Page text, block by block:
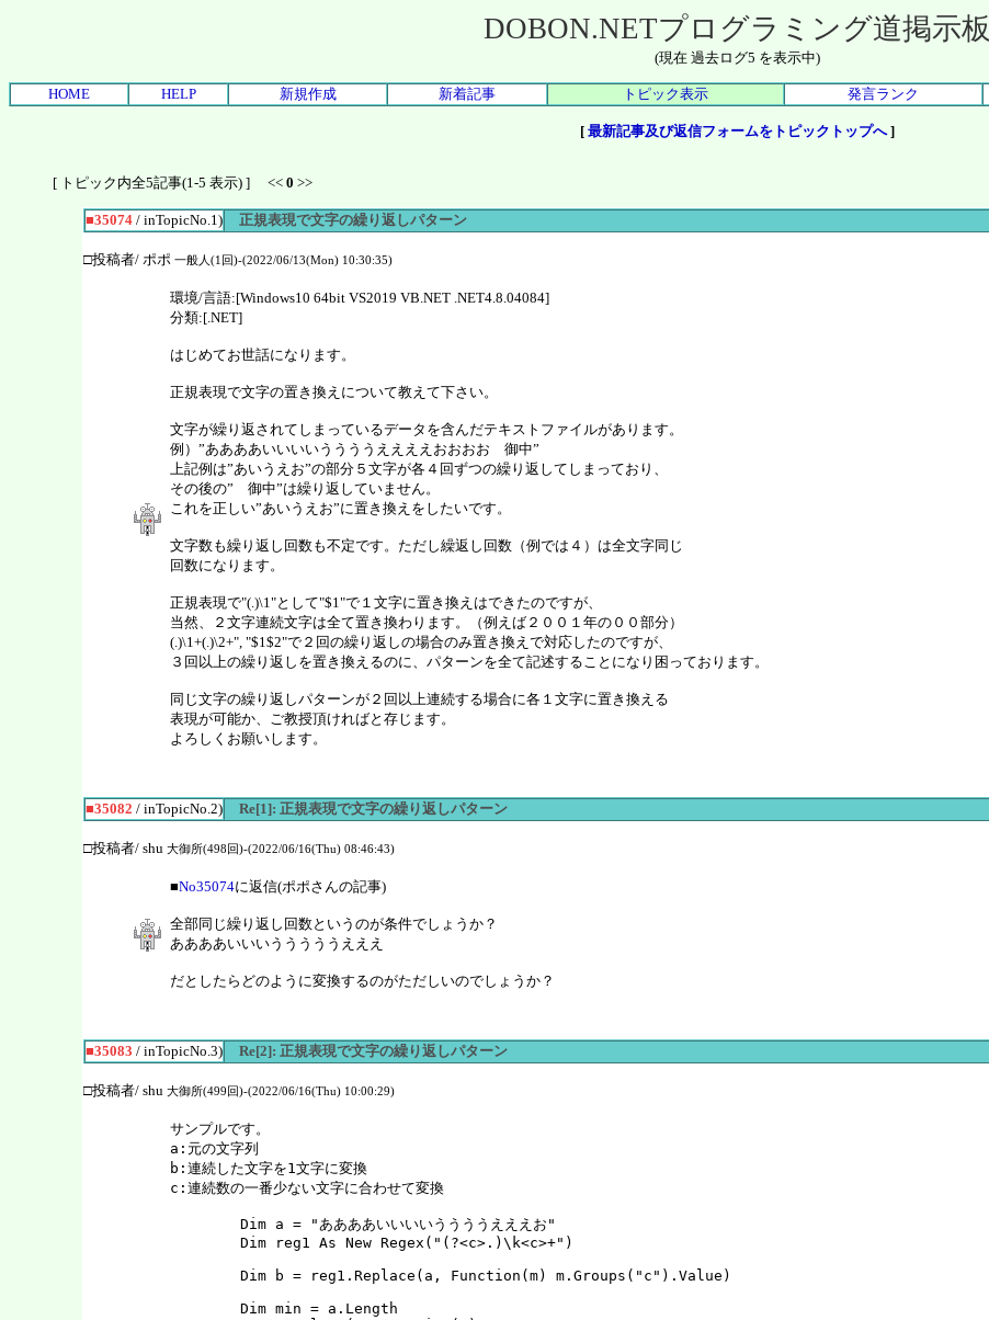
DOBON.NETプログラミング道掲示板
(現在 過去ログ5 を表示中)
HOME HELP 新規作成 新着記事 トピック表示 発言ランク
[ 最新記事及び返信フォームをトピックトップへ]
[ トピック内全5記事(1-5 表示) ] << 0 >>
■35074/ inTopicNo.1)
正規表現で文字の繰り返しパターン
□投稿者/ ポポ 一般人(1回)-(2022/06/13(Mon) 10:30:35)
環境/言語:[Windows10 64bit VS2019 VB.NET .NET4.8.04084]
分類:[.NET]
はじめてお世話になります。
正規表現で文字の置き換えについて教えて下さい。
文字が繰り返されてしまっているデータを含んだテキストファイルがあります。
例）”ああああいいいいううううええええおおおお 御中”
上記例は”あいうえお”の部分５文字が各４回ずつの繰り返してしまっており、
その後の” 御中”は繰り返していません。
これを正しい”あいうえお”に置き換えをしたいです。
文字数も繰り返し回数も不定です。ただし繰返し回数（例では４）は全文字同じ
回数になります。
正規表現で"(.)\1"として"$1"で１文字に置き換えはできたのですが、
当然、２文字連続文字は全て置き換わります。（例えば２００１年の００部分）
(.)\1+(.)\2+", "$1$2"で２回の繰り返しの場合のみ置き換えで対応したのですが、
３回以上の繰り返しを置き換えるのに、パターンを全て記述することになり困っております。
同じ文字の繰り返しパターンが２回以上連続する場合に各１文字に置き換える
表現が可能か、ご教授頂ければと存じます。
よろしくお願いします。
■35082 / inTopicNo.2)
Re[1]: 正規表現で文字の繰り返しパターン
□投稿者/ shu 大御所(498回)-(2022/06/16(Thu) 08:46:43)
■No35074に返信(ポポさんの記事)
全部同じ繰り返し回数というのが条件でしょうか？
ああああいいいうううううえええ
だとしたらどのように変換するのがただしいのでしょうか？
■35083 / inTopicNo.3)
Re[2]: 正規表現で文字の繰り返しパターン
□投稿者/ shu 大御所(499回)-(2022/06/16(Thu) 10:00:29)
サンプルです。
a:元の文字列
b:連続した文字を1文字に変換
c:連続数の一番少ない文字に合わせて変換
        Dim a = "ああああいいいいううううえええお"
        Dim reg1 As New Regex("(?<c>.)\k<c>+")
        Dim b = reg1.Replace(a, Function(m) m.Groups("c").Value)
        Dim min = a.Length